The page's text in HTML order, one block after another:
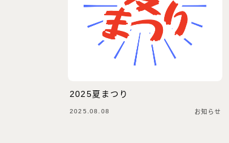
2025夏まつり
2025.08.08 お知らせ